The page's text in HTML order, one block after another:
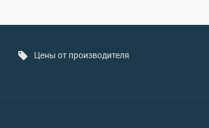
Цены от производителя